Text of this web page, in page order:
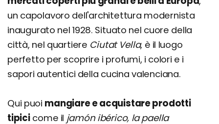
un capolavoro dell'architettura modernista
inaugurato nel 1928. Situato nel cuore della
città, nel quartiere Ciutat Vella, è il luogo
perfetto per scoprire i profumi, i colori e i
sapori autentici della cucina valenciana.
Qui puoi mangiare e acquistare prodotti
tipicicome il jamón ibérico, la paella